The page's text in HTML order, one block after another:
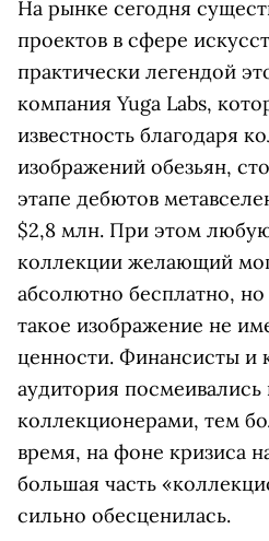
На рынке сегодня
проектов в сфере
практически легендой
компания Yuga Labs,
известность благодаря
изображений обезьян,
этапе дебютов
$2,8 млн. При этом
коллекции желающий мог
абсолютно бесплатно,
такое изображение не
ценности. Финансисты и
аудитория
коллекционерами, тем
время, на фоне кризиса
большая часть
сильно обесценилась.